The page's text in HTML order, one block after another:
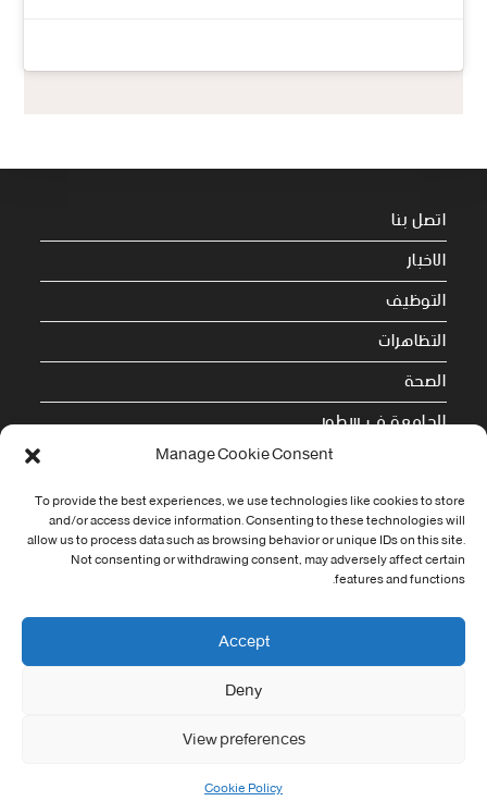
Manage Cookie Consent
To provide the best experiences, we use technologies like cookies to store
and/or access device information. Consenting to these technologies will
allow us to process data such as browsing behavior or unique IDs on this site.
Not consenting or withdrawing consent, may adversely affect certain
features and functions.
Accept
Deny
View preferences
Cookie Policy
اتصل بنا
الاخبار
التوظيف
التظاهرات
الصحة
الجامعة في سطور
Cookie Policy (EU)
معلومات الاتصال
Address:
جامعة العربي التبسي طريق قسنطينة - تبسة
contact@univ-tebessa.dz